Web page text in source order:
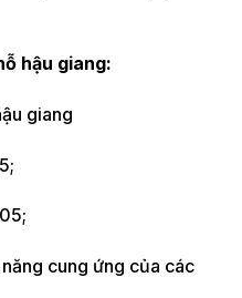
hậu giang:
giang
cung ứng của các